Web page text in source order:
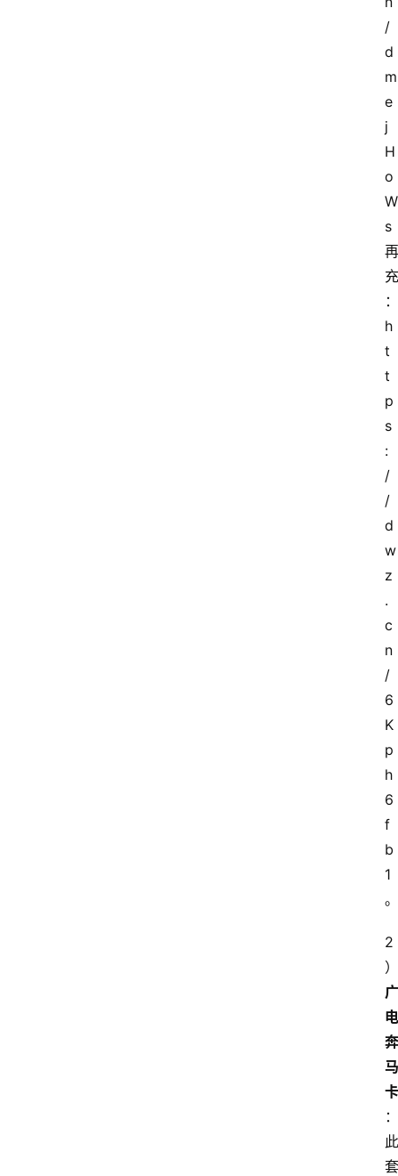
/
d
m
e
j
H
o
W
s
再
充
：
h
t
t
p
s
:
/
/
d
w
z
.
c
n
/
6
K
p
h
6
f
b
1
。
2
）
广
电
奔
马
卡
：
此
套